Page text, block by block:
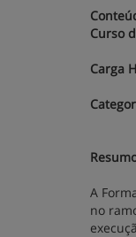
Curso
Carga
A
no